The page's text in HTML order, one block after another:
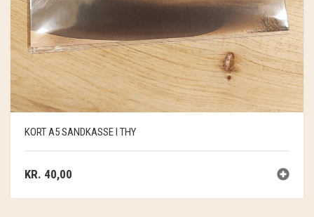
KORT A5 SANDKASSE I THY
KR. 40,00